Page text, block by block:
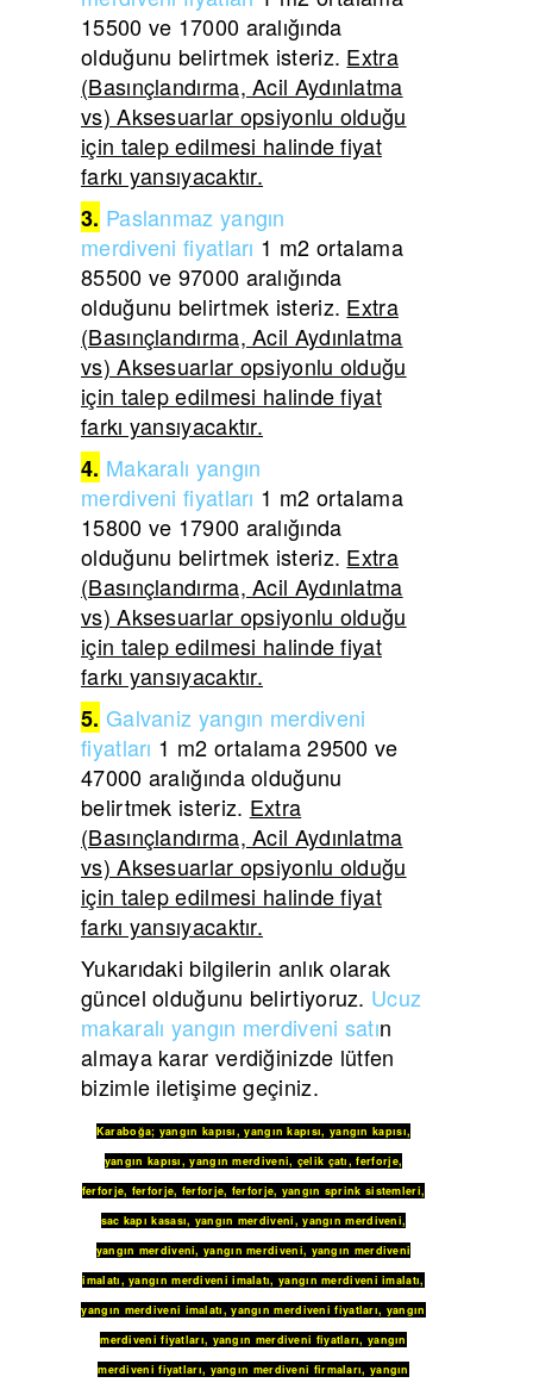
15500 ve 17000 aralığında
olduğunu belirtmek isteriz. Extra
(Basınçlandırma, Acil Aydınlatma
vs) Aksesuarlar opsiyonlu olduğu
için talep edilmesi halinde fiyat
farkı yansıyacaktır.
3. Paslanmaz yangın
merdivenifiyatları 1 m2 ortalama
85500 ve 97000 aralığında
olduğunu belirtmek isteriz. Extra
(Basınçlandırma, Acil Aydınlatma
vs) Aksesuarlar opsiyonlu olduğu
için talep edilmesi halinde fiyat
farkı yansıyacaktır.
4. Makaralı yangın
merdivenifiyatları 1 m2 ortalama
15800 ve 17900 aralığında
olduğunu belirtmek isteriz. Extra
(Basınçlandırma, Acil Aydınlatma
vs) Aksesuarlar opsiyonlu olduğu
için talep edilmesi halinde fiyat
farkı yansıyacaktır.
5. Galvaniz yangın merdiveni
fiyatları 1 m2 ortalama 29500 ve
47000 aralığında olduğunu
belirtmek isteriz. Extra
(Basınçlandırma, Acil Aydınlatma
vs) Aksesuarlar opsiyonlu olduğu
için talep edilmesi halinde fiyat
farkı yansıyacaktır.
Yukarıdaki bilgilerin anlık olarak
güncel olduğunu belirtiyoruz. Ucuz
makaralı yangın merdiveni satın
almaya karar verdiğinizde lütfen
bizimle iletişime geçiniz.
Karaboğa; yangın kapısı,yangın kapısı, yangın kapısı,
yangın kapısı,yangın merdiveni, çelik çatı,ferforje,
ferforje, ferforje, ferforje, ferforje, yangın sprink sistemleri,
sac kapı kasası, yangın merdiveni,yangın merdiveni,
yangın merdiveni,yangın merdiveni, yangın merdiveni
imalatı,yangın merdiveni imalatı, yangın merdiveni imalatı,
yangın merdiveni imalatı,yangın merdiveni fiyatları, yangın
merdiveni fiyatları, yangın merdiveni fiyatları, yangın
merdiveni fiyatları, yangın merdiveni firmaları, yangın